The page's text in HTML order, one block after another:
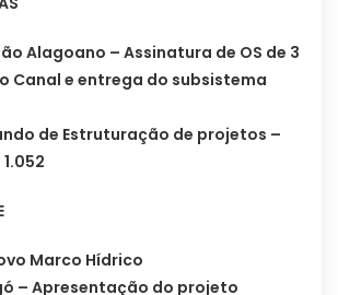
Alagoano – Assinatura de OS de 3
Canal e entrega do subsistema
de Estruturação de projetos –
Marco Hídrico
– Apresentação do projeto